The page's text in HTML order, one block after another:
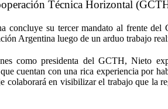
Técnica Horizontal
concluye su tercer mandato al frente
Argentina luego de un arduo trabajo
como presidenta del GCTH, Nieto
cuentan con una rica experiencia por
colaborará en visibilizar el trabajo que la